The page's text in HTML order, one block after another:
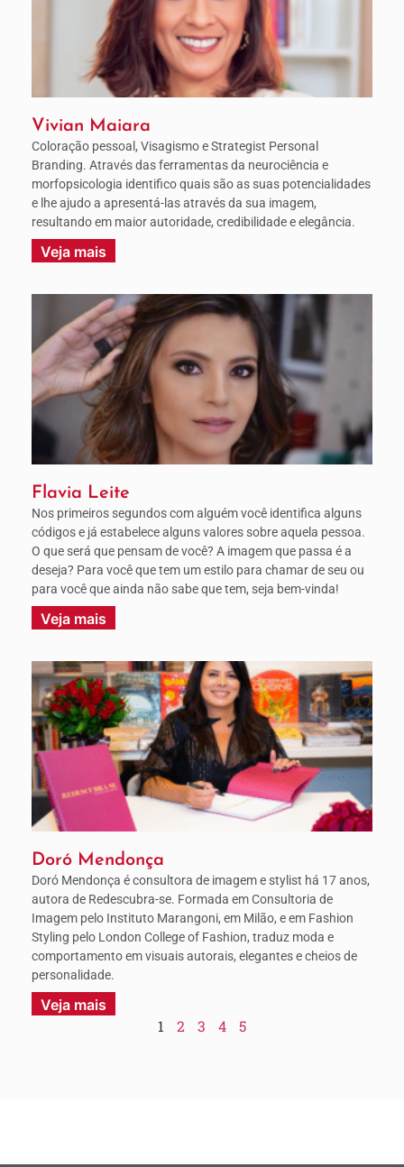
Vivian Maiara
Coloração pessoal, Visagismo e Strategist Personal
Branding. Através das ferramentas da neurociência e
morfopsicologia identifico quais são as suas potencialidades
e lhe ajudo a apresentá-las através da sua imagem,
resultando em maior autoridade, credibilidade e elegância.
Veja mais
Flavia Leite
Nos primeiros segundos com alguém você identifica alguns
códigos e já estabelece alguns valores sobre aquela pessoa.
O que será que pensam de você? A imagem que passa é a
deseja? Para você que tem um estilo para chamar de seu ou
para você que ainda não sabe que tem, seja bem-vinda!
Veja mais
Doró Mendonça
Doró Mendonça é consultora de imagem e stylist há 17 anos,
autora de Redescubra-se. Formada em Consultoria de
Imagem pelo Instituto Marangoni, em Milão, e em Fashion
Styling pelo London College of Fashion, traduz moda e
comportamento em visuais autorais, elegantes e cheios de
personalidade.
Veja mais
1 2 3 4 5